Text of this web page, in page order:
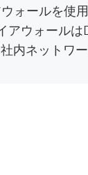
ォールを
ウォール
ネットワ